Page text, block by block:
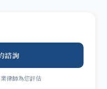
諮詢
律師為您評估